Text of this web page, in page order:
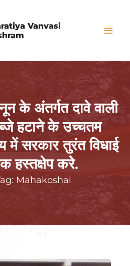
Vanvasi
के अंतर्गत दावे वाली
हटाने के उच्चतम
में सरकार तुरंत विधाई
हस्तक्षेप करे.
Mahakoshal